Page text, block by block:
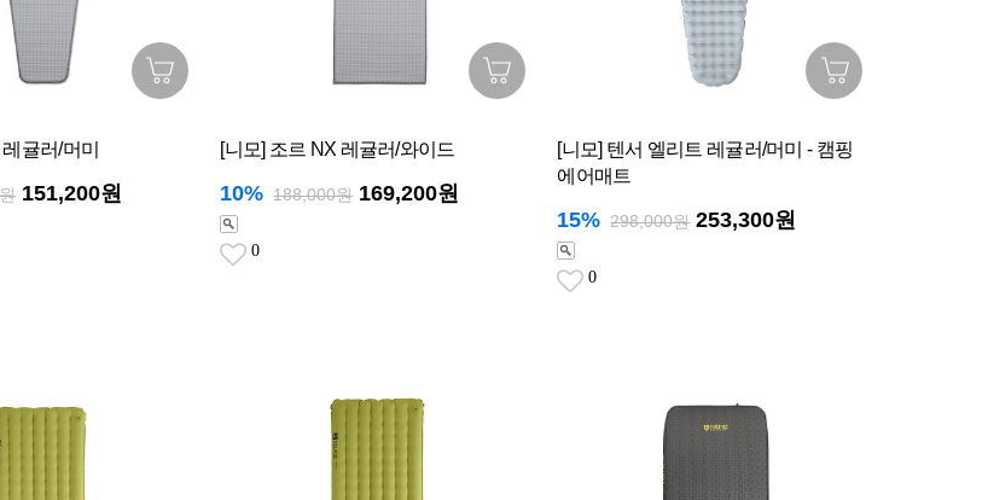
귤러/머미
151,200원
[니모] 조르 NX 레귤러/와이드
10% 188,000원 169,200원
0
[니모] 텐서 엘리트 레귤러/머미 - 캠핑
에어매트
15% 298,000원 253,300원
0